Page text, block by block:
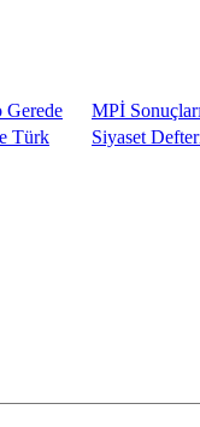
Gerede
MPİ
Türk Siyaset